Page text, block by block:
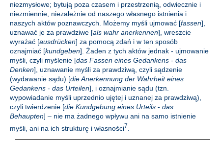
niezmysłowe; bytują poza czasem i przestrzenią, odwiecznie i
niezmiennie, niezależnie od naszego własnego istnienia i
naszych aktów poznawczych. Możemy myśli ujmować [fassen],
uznawać je za prawdziwe [als wahr anerkennen], wreszcie
wyrażać [ausdrücken] za pomocą zdań i w ten sposób
oznajmiać [kundgeben]. Żaden z tych aktów jednak - ujmowanie
myśli, czyli myślenie [das Fassen eines Gedankens - das
Denken], uznawanie myśli za prawdziwą, czyli sądzenie
(wydawanie sądu) [die Anerkennung der Wahrheit eines
Gedankens - das Urteilen], i oznajmianie sądu (tzn.
wypowiadanie myśli uprzednio ujętej i uznanej za prawdziwą),
czyli twierdzenie [die Kundgebung eines Urteils - das
Behaupten] – nie ma żadnego wpływu ani na samo istnienie
myśli, ani na ich strukturę i własności7